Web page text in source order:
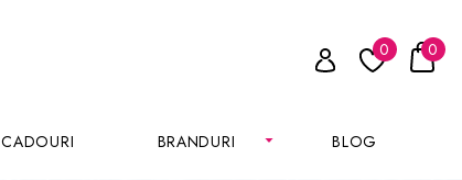
0 0
CADOURI BRANDURI BLOG